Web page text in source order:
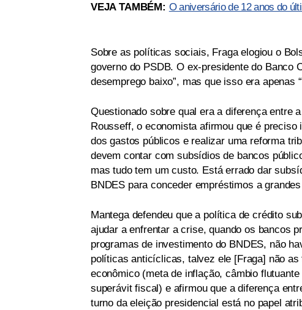
VEJA TAMBÉM: O aniversário de 12 anos do
Sobre as políticas sociais, Fraga elogiou o
governo do PSDB. O ex-presidente do Banco
desemprego baixo”, mas que isso era apenas
Questionado sobre qual era a diferença entre
Rousseff, o economista afirmou que é
dos gastos públicos e realizar uma reforma
devem contar com subsídios de bancos
mas tudo tem um custo. Está errado dar
BNDES para conceder empréstimos a
Mantega defendeu que a política de crédito
ajudar a enfrentar a crise, quando os bancos
programas de investimento do BNDES, não
políticas anticíclicas, talvez ele [Fraga] não
econômico (meta de inflação, câmbio
superávit fiscal) e afirmou que a diferença
turno da eleição presidencial está no papel